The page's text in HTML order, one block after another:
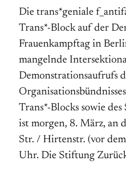
Die trans*geniale
Trans*-Block auf der
Frauenkampftag in
mangelnde
Demonstrationsaufrufs
Trans*-Blocks sowie
ist morgen, 8. März, an
Str. / Hirtenstr. (vor
Uhr. Die Stiftung